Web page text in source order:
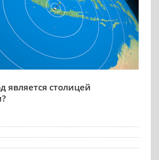
является столицей